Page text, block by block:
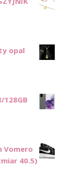
opal
128GB
Vomero
40.5)